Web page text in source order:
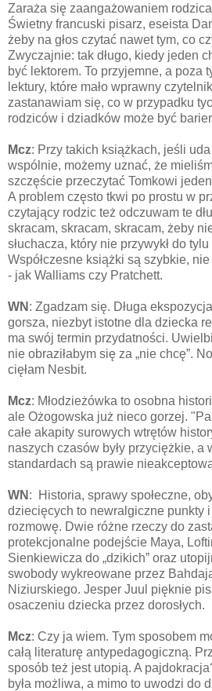
Zaraża się zaangażowaniem
Świetny francuski pisarz, eseista
żeby na głos czytać nawet tym, co
Zwyczajnie: tak długo, kiedy jeden
być lektorem. To przyjemne, a poza
lektury, które mało wprawny
zastanawiam się, co w przypadku
rodziców i dziadków może być
Mcz: Przy takich książkach, jeśli
wspólnie, możemy uznać, że
szczęście przeczytać Tomkowi
A problem często tkwi po prostu w
czytający rodzic też odczuwam te
skracam, skracam, skracam, żeby
słuchacza, który nie przywykł do
Współczesne książki są szybkie,
- jak Walliams czy Pratchett.
WN : Zgadzam się. Długa
gorsza, niezbyt istotne dla dziecka
ma swój termin przydatności.
nie obraziłabym się za „nie chcę”.
cięłam Nesbit.
Mcz: Młodzieżówka to osobna
ale Ożogowska już nieco gorzej.
całe akapity surowych wtrętów
naszych czasów były przyciężkie, a
standardach są prawie
WN : Historia, sprawy społeczne,
dziecięcych to newralgiczne punkty
rozmowę. Dwie różne rzeczy do
protekcjonalne podejście Maya,
Sienkiewicza do „dzikich” oraz
swobody wykreowane przez
Niziurskiego. Jesper Juul pięknie
osaczeniu dziecka przez dorosłych.
Mcz: Czy ja wiem. Tym sposobem
całą literaturę antypedagogiczną.
sposób też jest utopią. A
była możliwa, a mimo to uwodzi do